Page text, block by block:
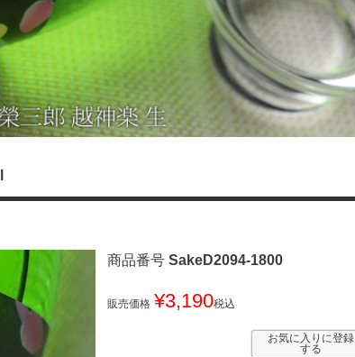
商品番号 SakeD2094-1800
販売価格 ¥3,190税込
お気に入りに登録
する